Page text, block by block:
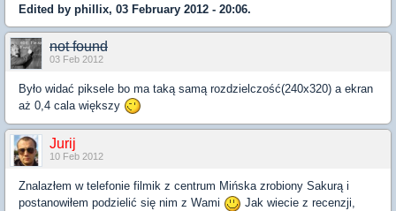
Edited by phillix, 03 February 2012 - 20:06.
not found
03 Feb 2012
Było widać piksele bo ma taką samą rozdzielczość(240x320) a ekran
aż 0,4 cala większy
Jurij
10 Feb 2012
Znalazłem w telefonie filmik z centrum Mińska zrobiony Sakurą i
postanowiłem podzielić się nim z Wami
Jak wiecie z recenzji,